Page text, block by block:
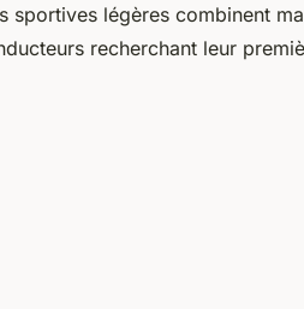
sportives légères combinent
recherchant leur